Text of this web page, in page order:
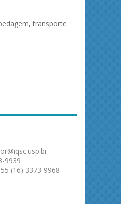
transporte
9939
(16) 3373-9968